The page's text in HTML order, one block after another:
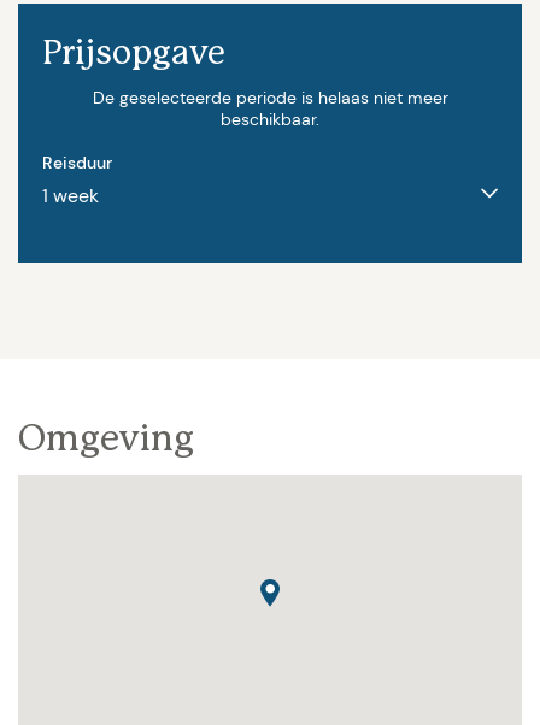
Prijsopgave
De geselecteerde periode is helaas niet meer
beschikbaar.
Reisduur
Omgeving